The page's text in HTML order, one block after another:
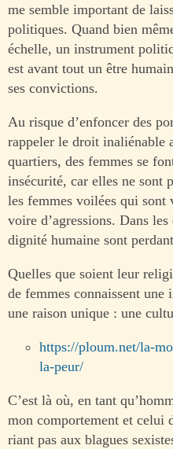
me semble important de
politiques. Quand bien
échelle, un instrument
est avant tout un être
ses convictions.
Au risque d’enfoncer des
rappeler le droit inaliénable
quartiers, des femmes se
insécurité, car elles ne sont
les femmes voilées qui sont
voire d’agressions. Dans
dignité humaine sont
Quelles que soient leur
de femmes connaissent une
une raison unique : une
https://ploum.net/la-
la-peur/
C’est là où, en tant
mon comportement et celui
riant pas aux blagues